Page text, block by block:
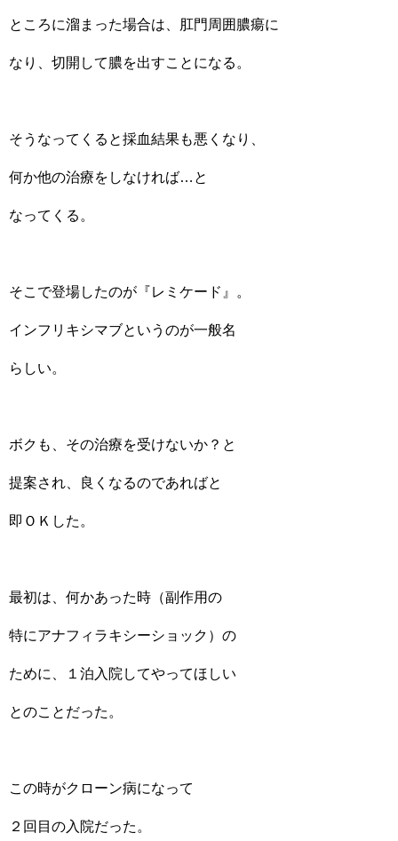
ところに溜まった場合は、肛門周囲膿瘍に
なり、切開して膿を出すことになる。
そうなってくると採血結果も悪くなり、
何か他の治療をしなければ…と
なってくる。
そこで登場したのが『レミケード』。
インフリキシマブというのが一般名
らしい。
ボクも、その治療を受けないか？と
提案され、良くなるのであればと
即ＯＫした。
最初は、何かあった時（副作用の
特にアナフィラキシーショック）の
ために、１泊入院してやってほしい
とのことだった。
この時がクローン病になって
２回目の入院だった。